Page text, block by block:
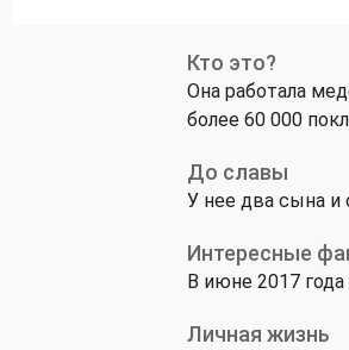
Кто это?
Она работала
более 60 000
До славы
У нее два сына и
Интересные
В июне 2017
Личная жизнь